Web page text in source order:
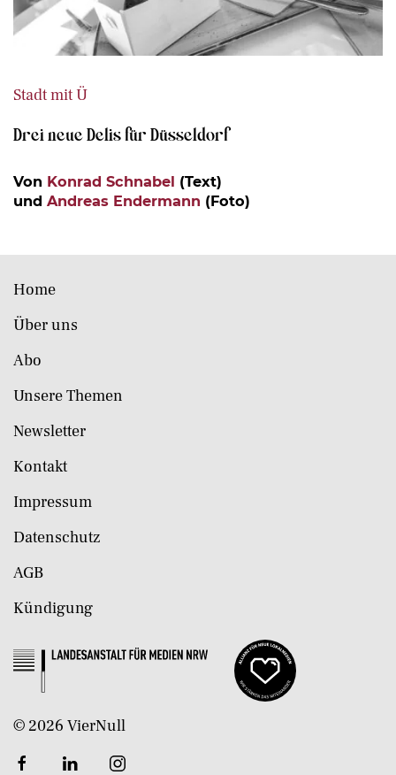
Stadt mit Ü
Drei neue Delis für Düsseldorf
Von Konrad Schnabel (Text)
und Andreas Endermann (Foto)
Home
Über uns
Abo
Unsere Themen
Newsletter
Kontakt
Impressum
Datenschutz
AGB
Kündigung
© 2026 VierNull